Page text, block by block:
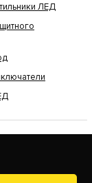
ЛЕД